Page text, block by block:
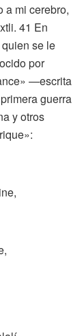
a mi cerebro,
41 En
se le
por
—escrita
guerra
y otros